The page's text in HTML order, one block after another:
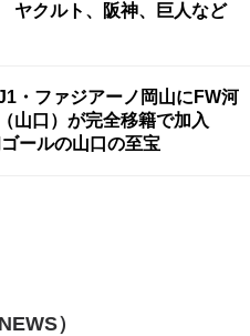
ヤクルト、阪神、巨人など
・ファジアーノ岡山にFW河
山口）が完全移籍で加入
ールの山口の至宝
）